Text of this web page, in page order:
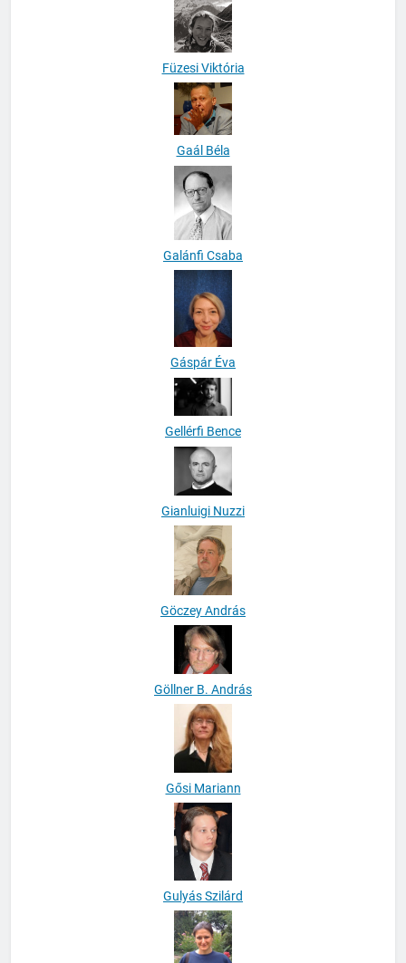
Füzesi Viktória
Gaál Béla
Galánfi Csaba
Gáspár Éva
Gellérfi Bence
Gianluigi Nuzzi
Göczey András
Göllner B. András
Gősi Mariann
Gulyás Szilárd